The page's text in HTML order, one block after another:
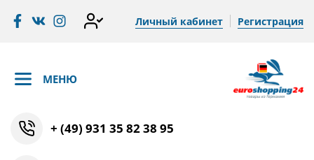
Личный кабинет Регистрация
МЕНЮ
+ (49) 931 35 82 38 95